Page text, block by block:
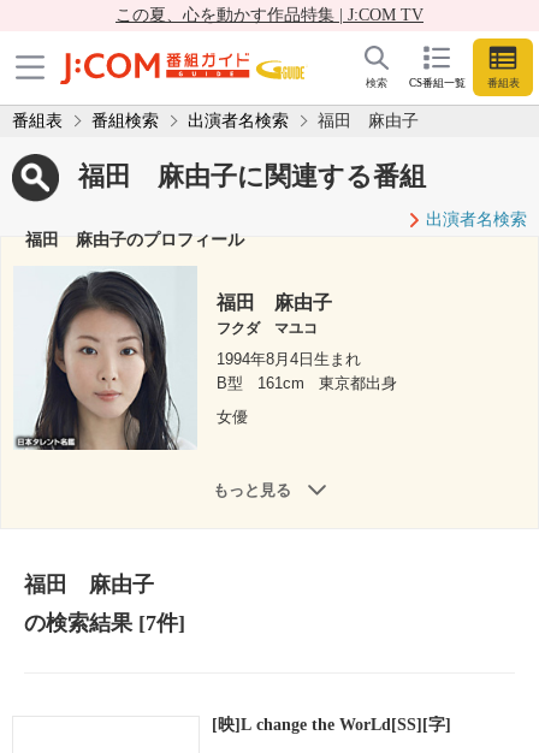
この夏、心を動かす作品特集 | J:COM TV
CS番組一覧 番組表
検索
番組表 番組検索 出演者名検索 福田 麻由子
福田 麻由子に関連する番組
出演者名検索
福田 麻由子のプロフィール
福田 麻由子
フクダ マユコ
1994年8月4日生まれ
B型
161cm
東京都出身
女優
もっと見る
福田 麻由子
の検索結果[7件]
[映]L change the WorLd[SS][字]